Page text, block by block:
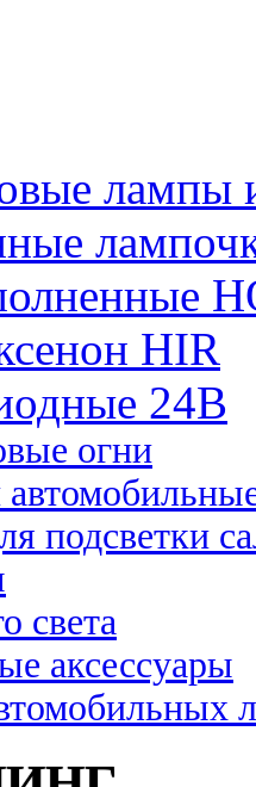
лампы
HIR
24B
огни
подсветки
света
аксессуары